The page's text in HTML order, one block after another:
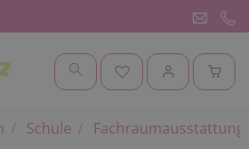
Schule Fachraumausstattung